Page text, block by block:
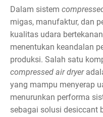
Dalam sistem
migas, manufaktur, dan
kualitas udara
menentukan keandalan
produksi. Salah satu
compressed air dryer
yang mampu menyerap
menurunkan performa
sebagai solusi desiccant